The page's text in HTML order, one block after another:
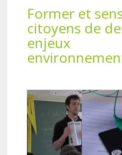
Former et
citoyens de
enjeux